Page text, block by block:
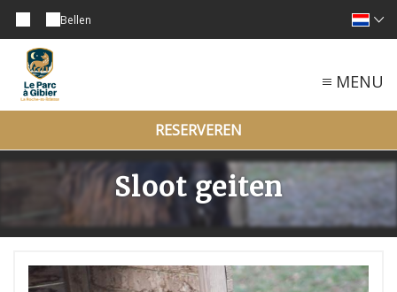
Bellen
MENU
RESERVEREN
Sloot geiten